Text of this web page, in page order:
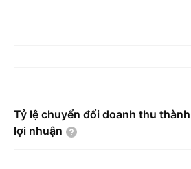
Tỷ lệ chuyển đổi doanh thu thành
lợi nhuận